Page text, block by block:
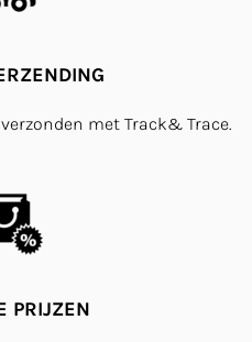
met Track& Trace.
PRIJZEN